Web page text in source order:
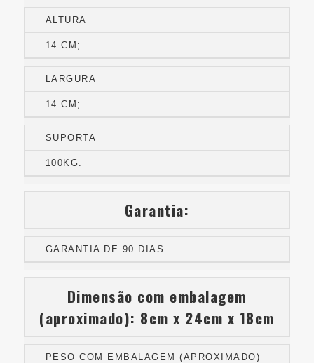
ALTURA
14 CM;
LARGURA
14 CM;
SUPORTA
100KG.
Garantia:
GARANTIA DE 90 DIAS.
Dimensão com embalagem
(aproximado): 8cm x 24cm x 18cm
PESO COM EMBALAGEM (APROXIMADO)